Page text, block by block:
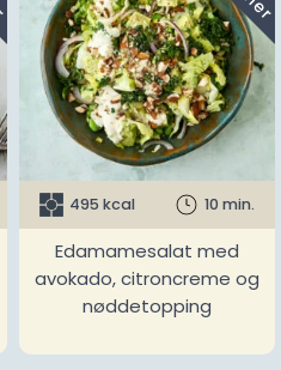
495 kcal 10 min.
Edamamesalat med
avokado, citroncreme og
nøddetopping